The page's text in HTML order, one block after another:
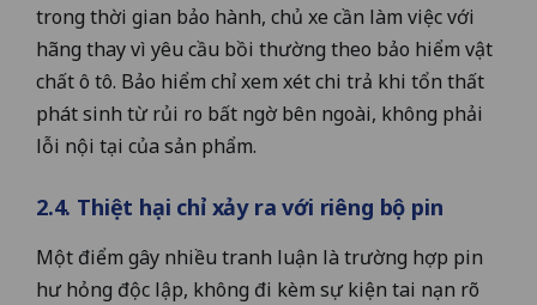
trong thời gian bảo hành, chủ xe cần làm việc với
hãng thay vì yêu cầu bồi thường theo bảo hiểm vật
chất ô tô. Bảo hiểm chỉ xem xét chi trả khi tổn thất
phát sinh từ rủi ro bất ngờ bên ngoài, không phải
lỗi nội tại của sản phẩm.
2.4. Thiệt hại chỉ xảy ra với riêng bộ pin
Một điểm gây nhiều tranh luận là trường hợp pin
hư hỏng độc lập, không đi kèm sự kiện tai nạn rõ